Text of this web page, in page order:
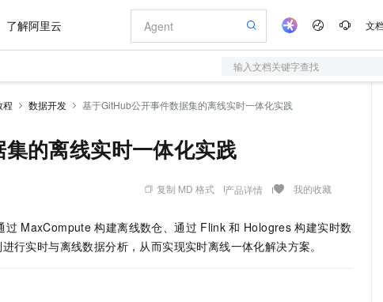
了解阿里云 文
输入文档关键字查找
程 数据开发 基于GitHub公开事件数据集的离线实时一体化实践
的离线实时一体化实践
复制 MD 格式 产品详情 我的收藏
过 MaxCompute 构建离线数仓、通过 Flink 和 Hologres 构建实时数
行实时与离线数据分析，从而实现实时离线一体化解决方案。
大模型服务平台百炼
NEW HappyHorse-1.1-T2V
的域名与建站服务
PAI
、训练和推理服务
安全可靠、弹性可伸缩的云计算服务
全托管，含MySQL、PostgreSQL、SQL Server、MariaDB多引擎
Qoder
面向真实软件的智能体编程平台
轻
数
实
大
Qwen-Audio-3.0-Realtime 端到端实时语音角色扮演
署专属 QwenPaw HOT
从聊天伙伴进化为能主动干活的本地数字员工
输入一句话想法, 轻松生成专业的 PPT
一键购买专属联机服务器，轻松开启游戏
高效搭建 AI 智能体与工作流应用
通过阿里云百炼高效搭建AI应用,助力高效开发
漫
快
10
高
免费 tokens，加速 Al 应用落地
模型订阅计划 NEW
首发尝鲜，限时加量 10 倍，夜间低至2折
AI 场景体验
智能编程，一键开启高性价比 AI 编程新体验
从图文生成到视频创作，一键激活电商全链路生产力
AI 广告创作
图文、视频一站生成，高效打造优质广告素材
AI
AI
先
飞
所
从
器
估算价格
配置报价器
别
基础软件
宝塔 Linux
JAVA
专
代
伙伴
伴
产品伙伴合作计划
弹性计算合作计划
云网络合作计划
服
Al
伙
合
查
登
服务
务
阿里云认证
全部认证
信息公告
官网公告
开
我
旅
市场活动
阿里云中企出海大会
魔搭 ModelScope
加